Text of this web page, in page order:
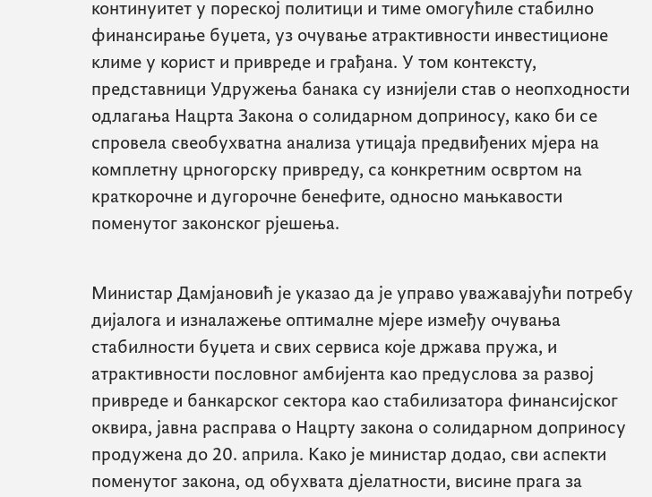
континуитет у пореској политици и тиме омогућиле стабилно
финансирање буџета, уз очување атрактивности инвестиционе
климе у корист и привреде и грађана. У том контексту,
представници Удружења банака су изнијели став о неопходности
одлагања Нацрта Закона о солидарном доприносу, како би се
спровела свеобухватна анализа утицаја предвиђених мјера на
комплетну црногорску привреду, са конкретним освртом на
краткорочне и дугорочне бенефите, односно мањкавости
поменутог законског рјешења.
Министар Дамјановић је указао да је управо уважавајући потребу
дијалога и изналажење оптималне мјере између очувања
стабилности буџета и свих сервиса које држава пружа, и
атрактивности пословног амбијента као предуслова за развој
привреде и банкарског сектора као стабилизатора финансијског
оквира, јавна расправа о Нацрту закона о солидарном доприносу
продужена до 20. априла. Како је министар додао, сви аспекти
поменутог закона, од обухвата дјелатности, висине прага за